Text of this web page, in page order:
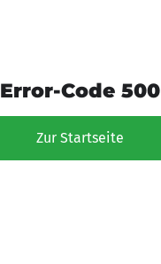
Error-Code 500
Zur Startseite